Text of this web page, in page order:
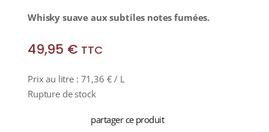
Whisky suave aux subtiles notes fumées.
49,95 € TTC
Prix au litre : 71,36 € / L
Rupture de stock
partager ce produit